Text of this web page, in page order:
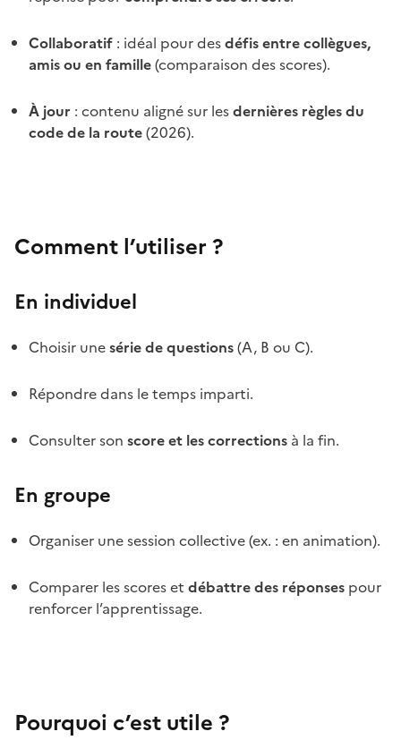
Collaboratif : idéal pour desdéfis entre collègues,
amis ou en famille(comparaison des scores).
À jour : contenu aligné sur lesdernières règles du
code de la route(2026).
Comment l’utiliser ?
En individuel
Choisir unesérie de questions(A, B ou C).
Répondre dans le temps imparti.
Consulter son score et les corrections à la fin.
En groupe
Organiser une session collective (ex. : en animation).
Comparer les scores et débattre des réponses pour
renforcer l’apprentissage.
Pourquoi c’est utile ?